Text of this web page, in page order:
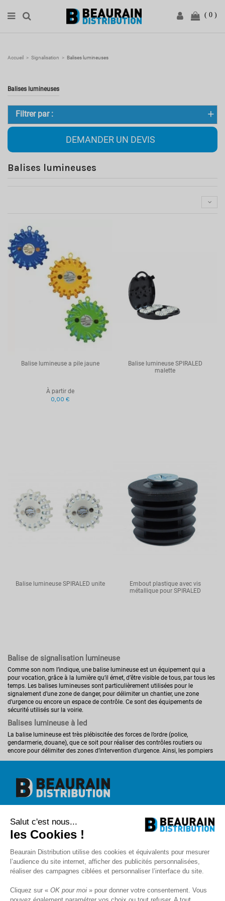
0
Accueil Signalisation Balises lumineuses
Balises lumineuses
Balise lumineuse a pile jaune
À partir de
0,00 €
Balise lumineuse SPIRALED
malette
Balise lumineuse SPIRALED unite
Embout plastique avec vis
métallique pour SPIRALED
Balise de signalisation lumineuse
Comme son nom l’indique, une balise lumineuse est un équipement qui a
pour vocation, grâce à la lumière qu’il émet, d’être visible de tous, par tous les
temps. Les balises lumineuses sont particulièrement utilisées pour le
signalement d’une zone de danger, pour délimiter un chantier, une zone
d’urgence ou encore un espace de contrôle. Ce sont des équipements de
sécurité utilisés sur la voirie.
Balises lumineuse à led
La balise lumineuse est très plébiscitée des forces de l’ordre (police,
gendarmerie, douane), que ce soit pour réaliser des contrôles routiers ou
encore pour délimiter des zones d’intervention d’urgence. Ainsi, les pompiers
comme aux intempéries, ce qui est indispensable car il est mis à rude
épreuve. La balise peut se matérialiser sous deux principales formes. Il existe
la balise spiralée, équipée de LED, elle est magnétique et permet de s’aimanter
sur les surfaces métalliques. Peu encombrante, elle émet de la lumière bleue,
se trouve sur une base en magnétique ou caoutchoutée à disposer
Balises lumineuses
Filtrer par :
DEMANDER UN DEVIS
1 rue de l'abbé Caron
BP 40020
80390 Fressenneville
contact@beaurain-distribution.com
Qui sommes-nous?
Mentions légales
Salut c'est nous...
les Cookies !
Beaurain Distribution utilise des cookies et équivalents pour mesurer
l’audience du site internet, afficher des publicités personnalisées,
réaliser des campagnes ciblées et personnaliser l’interface du site.
Cliquez sur « OK pour moi » pour donner votre consentement. Vous